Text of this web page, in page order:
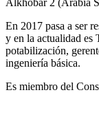
Alkhobar 2 (Arabia
En 2017 pasa a ser
y en la actualidad es
potabilización,
ingeniería básica.
Es miembro del